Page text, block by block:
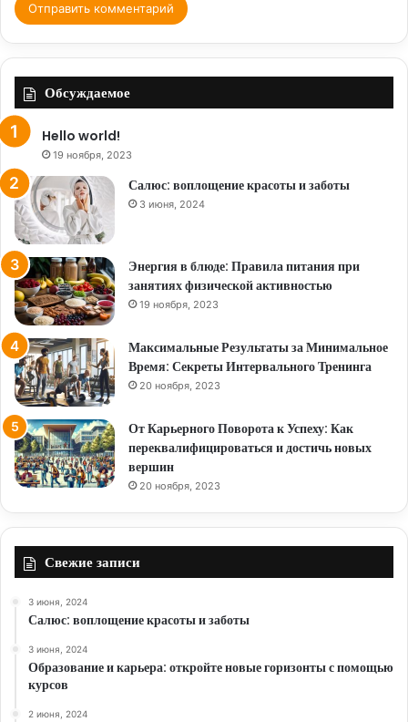
Обсуждаемое
Hello world!
19 ноября, 2023
Салюс: воплощение красоты и заботы
3 июня, 2024
Энергия в блюде: Правила питания при
занятиях физической активностью
19 ноября, 2023
Максимальные Результаты за Минимальное
Время: Секреты Интервального Тренинга
20 ноября, 2023
От Карьерного Поворота к Успеху: Как
переквалифицироваться и достичь новых
вершин
20 ноября, 2023
Свежие записи
3 июня, 2024
Салюс: воплощение красоты и заботы
3 июня, 2024
Образование и карьера: откройте новые горизонты с помощью
курсов
2 июня, 2024